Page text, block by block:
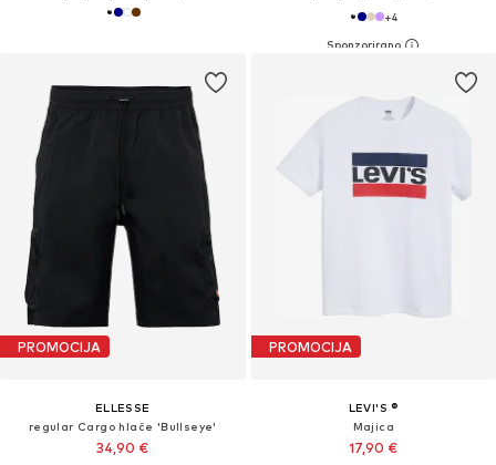
+4
PROMOCIJA
ELLESSE
regular Cargo hlače 'Bullseye'
34,90 €
PROMOCIJA
LEVI'S ®
Majica
17,90 €